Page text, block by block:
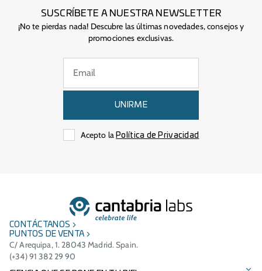
SUSCRÍBETE A NUESTRA NEWSLETTER
¡No te pierdas nada! Descubre las últimas novedades, consejos y
promociones exclusivas.
UNIRME
Acepto laPolítica de Privacidad
CONTÁCTANOS
PUNTOS DE VENTA
C/ Arequipa, 1. 28043 Madrid. Spain.
(+34) 91 382 29 90